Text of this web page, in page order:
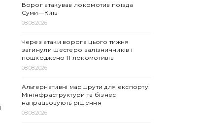
Ворог атакував локомотив поїзда
Суми—Київ
08.08.2026
Через атаки ворога цього тижня
загинули шестеро залізничників і
пошкоджено 11 локомотивів
08.08.2026
Альтернативні маршрути для експорту:
Мінінфраструктури та бізнес
напрацьовують рішення
08.08.2026